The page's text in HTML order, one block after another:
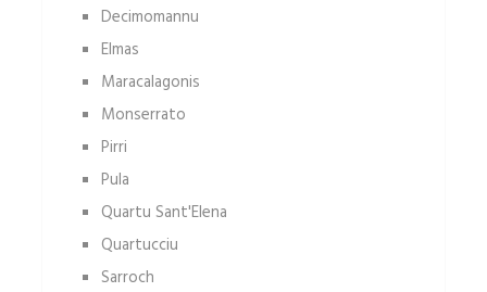
Decimomannu
Elmas
Maracalagonis
Monserrato
Pirri
Pula
Quartu Sant'Elena
Quartucciu
Sarroch